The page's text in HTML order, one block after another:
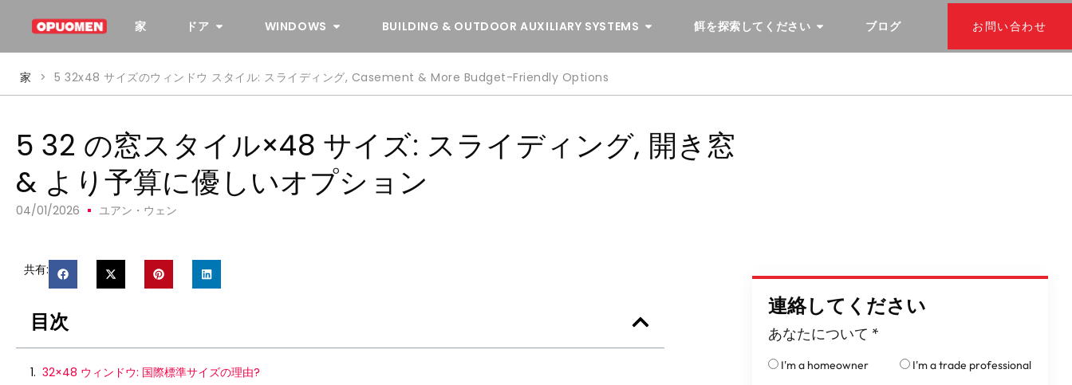
家 ドア WINDOWS BUILDING & OUTDOOR AUXILIARY SYSTEMS 餌を探索してください ブログ お問い合わせ
家 > 5 32x48 サイズのウィンドウ スタイル: スライディング, Casement & More Budget-Friendly Options
5 32 の窓スタイル×48 サイズ: スライディング, 開き窓
& より予算に優しいオプション
04/01/2026 ユアン・ウェン
共有:
目次
32×48 ウィンドウ: 国際標準サイズの理由?
連絡してください
あなたについて *
I'm a homeowner I'm a trade professional